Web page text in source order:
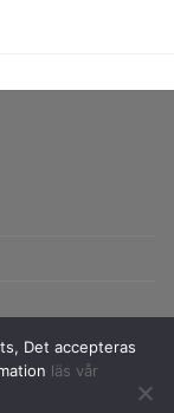
Det accepteras
läs vår